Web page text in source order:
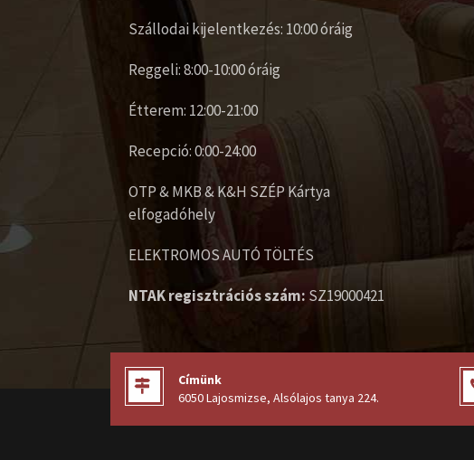
Szállodai kijelentkezés: 10:00 óráig
Reggeli: 8:00-10:00 óráig
Étterem: 12:00-21:00
Recepció: 0:00-24:00
OTP & MKB & K&H SZÉP Kártya
elfogadóhely
ELEKTROMOS AUTÓ TÖLTÉS
NTAK regisztrációs szám: SZ19000421
Címünk
6050 Lajosmizse, Alsólajos tanya 224.